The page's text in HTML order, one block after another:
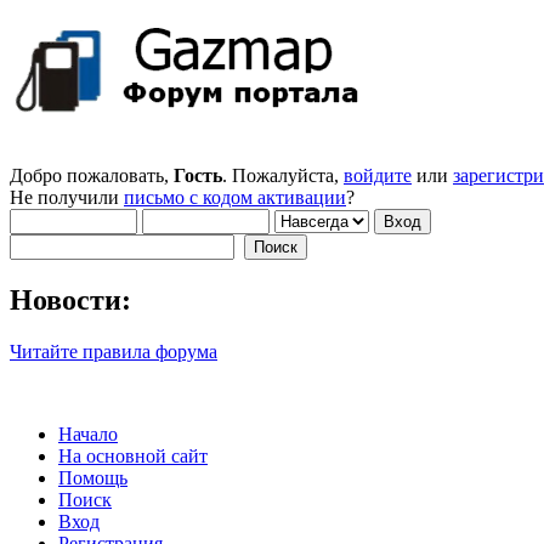
Добро пожаловать, Гость. Пожалуйста, войдите или
Не получили письмо с кодом активации?
Новости:
Читайте правила форума
Начало
На основной сайт
Помощь
Поиск
Вход